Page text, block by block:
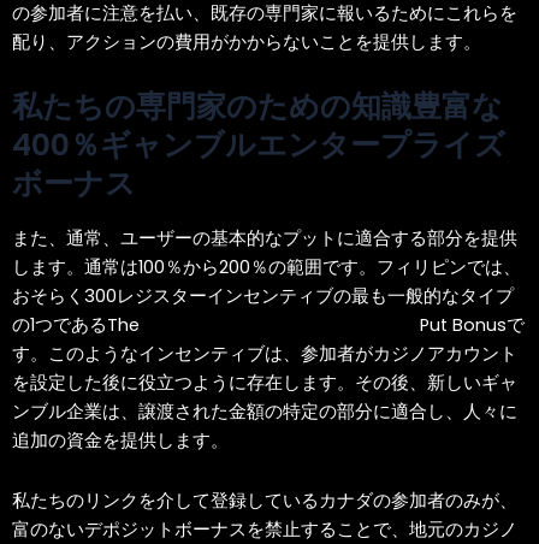
の参加者に注意を払い、既存の専門家に報いるためにこれらを
配り、アクションの費用がかからないことを提供します。
私たちの専門家のための知識豊富な
400％ギャンブルエンタープライズ
ボーナス
また、通常、ユーザーの基本的なプットに適合する部分を提供
します。通常は100％から200％の範囲です。フィリピンでは、
おそらく300レジスターインセンティブの最も一般的なタイプ
の1つであるThe
Put Bonusで
す。このようなインセンティブは、参加者がカジノアカウント
を設定した後に役立つように存在します。その後、新しいギャ
ンブル企業は、譲渡された金額の特定の部分に適合し、人々に
追加の資金を提供します。
私たちのリンクを介して登録しているカナダの参加者のみが、
富のないデポジットボーナスを禁止することで、地元のカジノ